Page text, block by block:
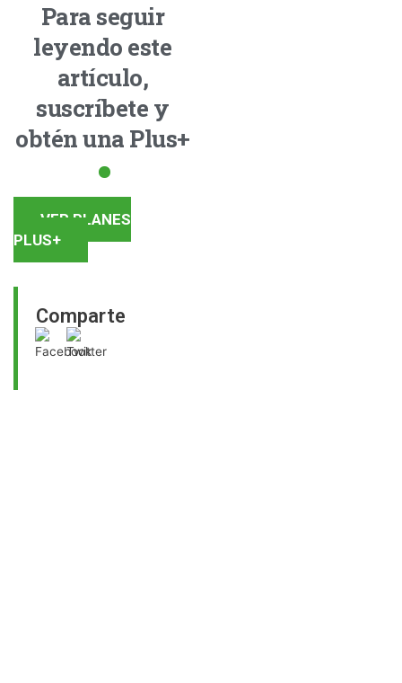
Comparte
Para seguir
leyendo este
artículo,
suscríbete y
obtén una Plus+
VER PLANES
PLUS+